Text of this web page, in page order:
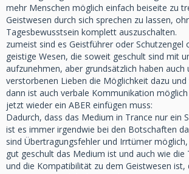
mehr Menschen möglich einfach beiseite zu
Geistwesen durch sich sprechen zu lassen,
Tagesbewusstsein komplett auszuschalten.
zumeist sind es Geistführer oder Schutzengel
geistige Wesen, die soweit geschult sind mit
aufzunehmen, aber grundsätzlich haben auch
verstorbenen Lieben die Möglichkeit dazu
dann ist auch verbale Kommunikation
jetzt wieder ein ABER einfügen muss:
Dadurch, dass das Medium in Trance nur ein
ist es immer irgendwie bei den Botschaften
sind Übertragungsfehler und Irrtümer
gut geschult das Medium ist und auch wie die
und die Kompatibilität zu dem Geistwesen ist,